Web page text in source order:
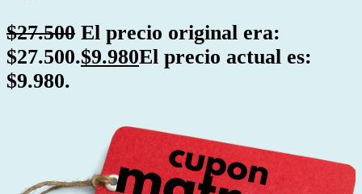
$27.500 El precio original era:
$27.500.$9.980El precio actual es:
$9.980.